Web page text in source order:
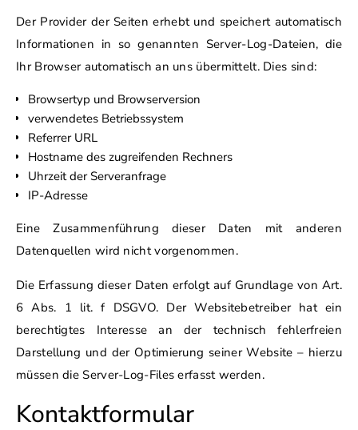
Der Provider der Seiten erhebt und speichert automatisch
Informationen in so genannten Server-Log-Dateien, die
Ihr Browser automatisch an uns übermittelt. Dies sind:
Browsertyp und Browserversion
verwendetes Betriebssystem
Referrer URL
Hostname des zugreifenden Rechners
Uhrzeit der Serveranfrage
IP-Adresse
Eine Zusammenführung dieser Daten mit anderen
Datenquellen wird nicht vorgenommen.
Die Erfassung dieser Daten erfolgt auf Grundlage von Art.
6 Abs. 1 lit. f DSGVO. Der Websitebetreiber hat ein
berechtigtes Interesse an der technisch fehlerfreien
Darstellung und der Optimierung seiner Website – hierzu
müssen die Server-Log-Files erfasst werden.
Kontaktformular